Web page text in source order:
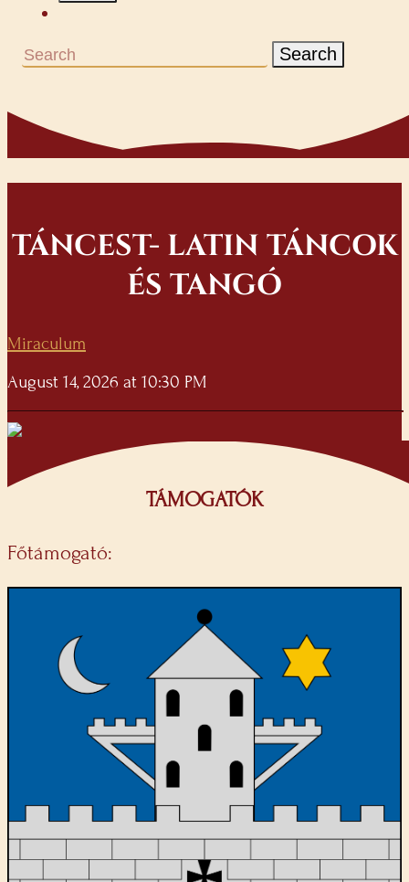
Search
TÁNCEST- LATIN TÁNCOK
ÉS TANGÓ
Miraculum
August 14, 2026 at 10:30 PM
TÁMOGATÓK
Főtámogató: